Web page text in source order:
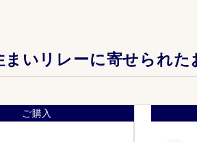
まいリレーに寄せられ
ご購入